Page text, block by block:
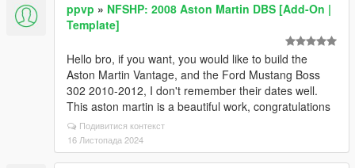
ppvp » NFSHP: 2008 Aston Martin DBS [Add-On |
Template]
Hello bro, if you want, you would like to build the
Aston Martin Vantage, and the Ford Mustang Boss
302 2010-2012, I don't remember their dates well.
This aston martin is a beautiful work, congratulations
Подивитися контекст
16 Листопада 2024